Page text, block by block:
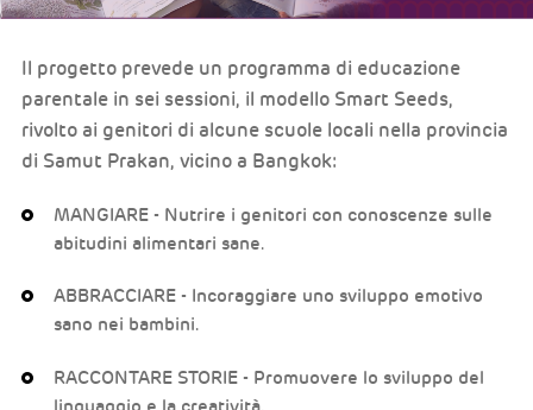
Il progetto prevede un programma di educazione
parentale in sei sessioni, il modello Smart Seeds,
rivolto ai genitori di alcune scuole locali nella provincia
di Samut Prakan, vicino a Bangkok:
MANGIARE - Nutrire i genitori con conoscenze sulle
abitudini alimentari sane.
ABBRACCIARE - Incoraggiare uno sviluppo emotivo
sano nei bambini.
RACCONTARE STORIE - Promuovere lo sviluppo del